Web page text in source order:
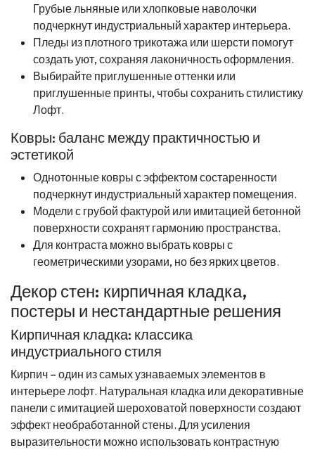
Грубые льняные или хлопковые наволочки
подчеркнут индустриальный характер интерьера.
Пледы из плотного трикотажа или шерсти помогут
создать уют, сохраняя лаконичность оформления.
Выбирайте приглушенные оттенки или
приглушенные принты, чтобы сохранить стилистику
Лофт.
Ковры: баланс между практичностью и
эстетикой
Однотонные ковры с эффектом состаренности
подчеркнут индустриальный характер помещения.
Модели с грубой фактурой или имитацией бетонной
поверхности сохранят гармонию пространства.
Для контраста можно выбрать ковры с
геометрическими узорами, но без ярких цветов.
Декор стен: кирпичная кладка,
постеры и нестандартные решения
Кирпичная кладка: классика
индустриального стиля
Кирпич – один из самых узнаваемых элементов в
интерьере лофт. Натуральная кладка или декоративные
панели с имитацией шероховатой поверхности создают
эффект необработанной стены. Для усиления
выразительности можно использовать контрастную